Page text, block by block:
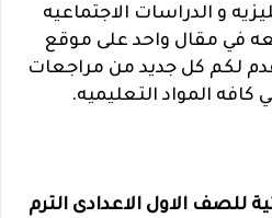
و الدراسات الاجتماعيه
في مقال واحد على موقع
لكم كل جديد من مراجعات
المواد التعليميه.
للصف الاول الاعدادى الترم